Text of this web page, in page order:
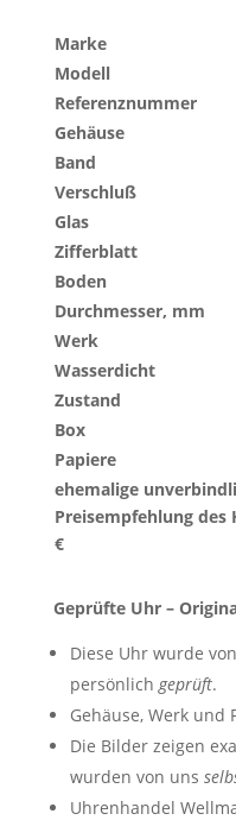
Marke
Modell
Referenznummer
Gehäuse
Band
Verschluß
Glas
Zifferblatt
Boden
Durchmesser, mm
Werk
Wasserdicht
Zustand
Box
Papiere
ehemalige
Preisempfehlung des
€
Geprüfte Uhr –
Diese Uhr wurde
persönlichgeprüft.
Gehäuse, Werk und
Die Bilder zeigen
wurden von uns
Uhrenhandel